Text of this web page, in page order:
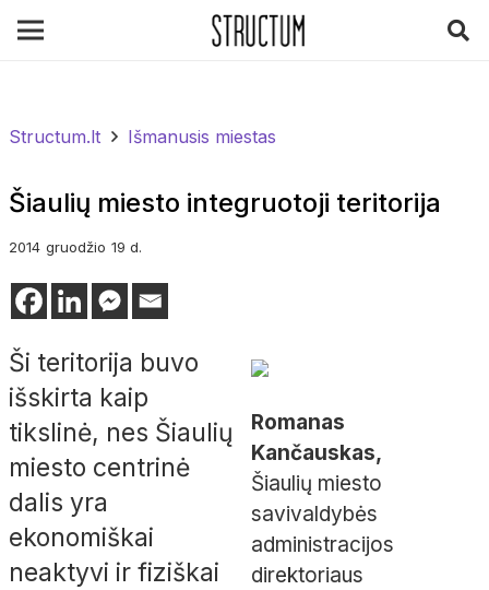
Structum.lt Išmanusis miestas
Šiaulių miesto integruotoji teritorija
2014 gruodžio 19 d.
Romanas
Kančauskas,
Šiaulių miesto
savivaldybės
administracijos
direktoriaus
Ši teritorija buvo
išskirta kaip
tikslinė, nes Šiaulių
miesto centrinė
dalis yra
ekonomiškai
neaktyvi ir fiziškai